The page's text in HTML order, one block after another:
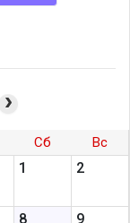
Сб Вс
1 2
8 9